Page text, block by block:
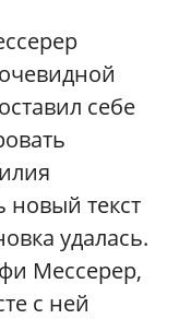
себе
новый текст
удалась.
Мессерер,
с ней